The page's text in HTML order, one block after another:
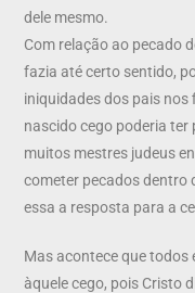
dele mesmo.
Com relação ao pecado
fazia até certo sentido,
iniquidades dos pais
nascido cego poderia ter
muitos mestres judeus
cometer pecados dentro
essa a resposta para a
Mas acontece que todos
àquele cego, pois Cristo